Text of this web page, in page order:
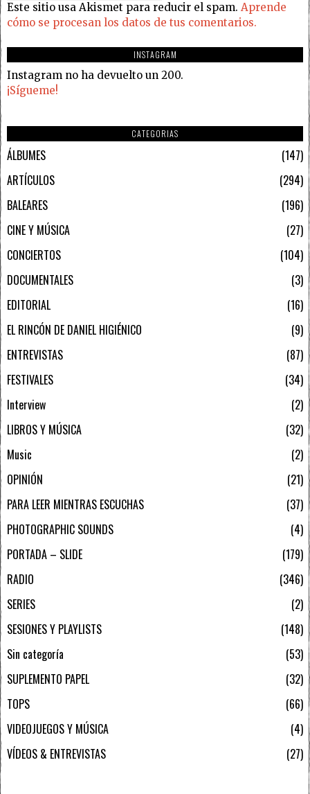
Este sitio usa Akismet para reducir el spam. Aprende
cómo se procesan los datos de tus comentarios.
INSTAGRAM
Instagram no ha devuelto un 200.
¡Sígueme!
CATEGORIAS
ÁLBUMES
147
ARTÍCULOS
294
BALEARES
196
CINE Y MÚSICA
27
CONCIERTOS
104
DOCUMENTALES
3
EDITORIAL
16
EL RINCÓN DE DANIEL HIGIÉNICO
9
ENTREVISTAS
87
FESTIVALES
34
Interview
2
LIBROS Y MÚSICA
32
Music
2
OPINIÓN
21
PARA LEER MIENTRAS ESCUCHAS
37
PHOTOGRAPHIC SOUNDS
4
PORTADA – SLIDE
179
RADIO
346
SERIES
2
SESIONES Y PLAYLISTS
148
Sin categoría
53
SUPLEMENTO PAPEL
32
TOPS
66
VIDEOJUEGOS Y MÚSICA
4
VÍDEOS & ENTREVISTAS
27